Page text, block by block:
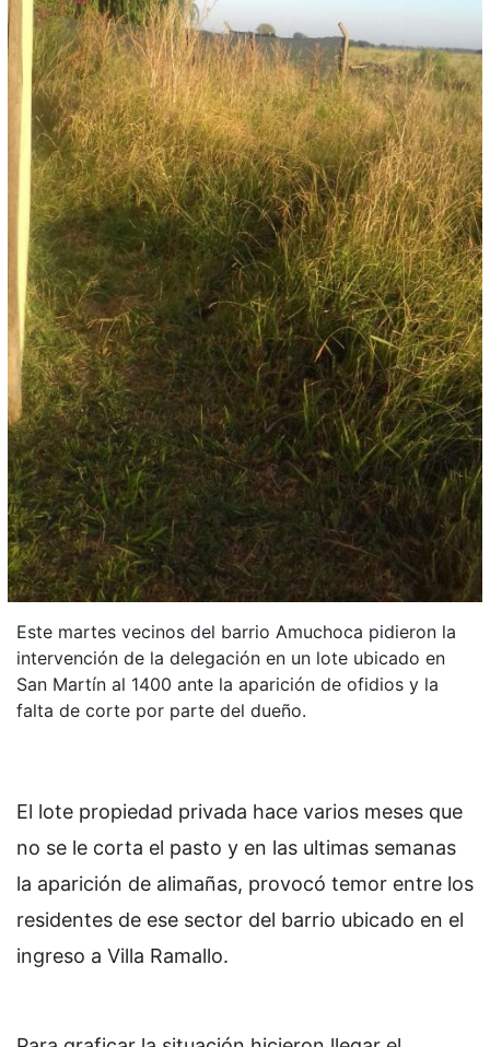
Este martes vecinos del barrio Amuchoca pidieron la
intervención de la delegación en un lote ubicado en
San Martín al 1400 ante la aparición de ofidios y la
falta de corte por parte del dueño.
El lote propiedad privada hace varios meses que
no se le corta el pasto y en las ultimas semanas
la aparición de alimañas, provocó temor entre los
residentes de ese sector del barrio ubicado en el
ingreso a Villa Ramallo.